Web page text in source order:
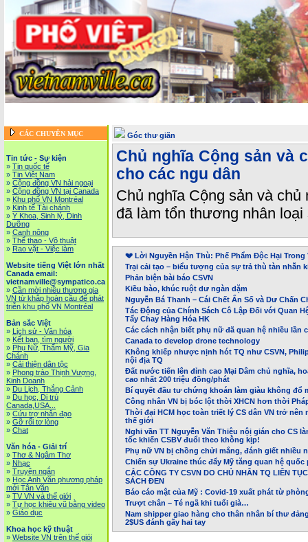
CÁC CHUYÊN MỤC
Tin tức - Sự kiện
» Tin quốc tế
» Tin Việt Nam
» Cộng đồng VN hải ngoại
» Cộng đồng VN tại Canada
» Khu phố VN Montréal
» Kinh tế Tài chánh
» Y Khoa, Sinh lý, Dinh
Dưỡng
» Canh nông
» Thể thao - Võ thuật
» Rao vặt - Việc làm
Website tiếng Việt lớn nhất
Canada email:
vietnamville@sympatico.ca
» Cần mời nhiều thương gia
VN từ khắp hoàn cầu để phát
triễn khu phố VN Montréal
Bản sắc Việt
» Lịch sử - Văn hóa
» Kết bạn, tìm người
» Phụ Nữ, Thẩm Mỹ, Gia
Chánh
» Cải thiện dân tộc
» Phong trào Thịnh Vượng,
Kinh Doanh
» Du Lịch, Thắng Cảnh
» Du học, Di trú
Canada,USA...
» Cứu trợ nhân đạo
» Gỡ rối tơ lòng
» Chat
Văn hóa - Giải trí
» Thơ & Ngâm Thơ
» Nhạc
» Truyện ngắn
» Học Anh Văn phương pháp
mới Tân Văn
» TV VN và thế giới
» Tự học khiêu vũ bằng video
» Giáo dục
Khoa học kỹ thuật
» Website VN trên thế giói
Góc thư giãn
Chủ nghĩa Cộng sản và
cho các ngu dân
Chủ nghĩa Cộng sản và
đã làm tổn thương nhân
💔 Lời Nguyền Hận Thù: Phế Phẩm Độc Hại
Trại cải tạo – biểu tượng của sự trả thù tàn nhẫn
Phản biện bài báo CSVN
Kiều bào, khúc ruột dư ngàn dặm
Nguyễn Bá Thanh – Cái Chết Ẩn Số và Dư Chấn
Tác Động của Chính Sách Cô Lập Đối với Quan
Tẩy Chay Hàng Hóa HK
Các cách nhận biết phụ nữ đã quan hệ nhiều lần
Canada to develop drone technology
Không khiếp nhược nịnh hót TQ như CSVN,
nội địa TQ
Đất nước tiến lên đỉnh cao Mại Dâm chủ nghĩa,
cao nhất 200 triệu đồng/phát
Bí quyết đầu tư chứng khoán làm giàu không đổ
Công nhân VN bị bóc lột thời XHCN hơn thời
Thời đại HCM học toàn triết lý CS dân VN trở
thế giới
Nghi vần TT Nguyễn Văn Thiệu nộị gián cho CS
tốc khiến CSBV đuổi theo không kịp!
Phụ nữ VN bị chồng chửi mắng, đánh giết nhiều
Chiến sự Ukraine thúc đẩy Mỹ tăng quan hệ
CẮC CÔNG TY CSVN DO CHỦ NHÂN TQ LIÊN
SÁCH ĐEN
Báo cáo mật của Mỹ : Covid-19 xuất phát từ
Trượt chân – Té ngã khi tuổi già…
Nam shipper giao hàng cho thân nhân bí thư
2$US đánh gãy hai tay